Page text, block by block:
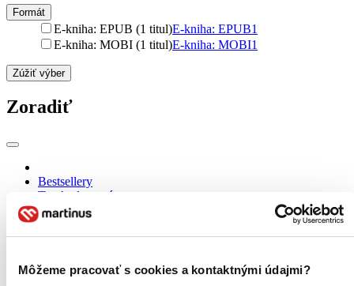
Môžeme pracovať s cookies a kontaktnými údajmi?
Formát
E-kniha: EPUB (1 titul)E-kniha: EPUB1
E-kniha: MOBI (1 titul)E-kniha: MOBI1
Zúžiť výber
Zoradiť
Bestsellery
Top hodnotené
Novinky
Najlacnejšie